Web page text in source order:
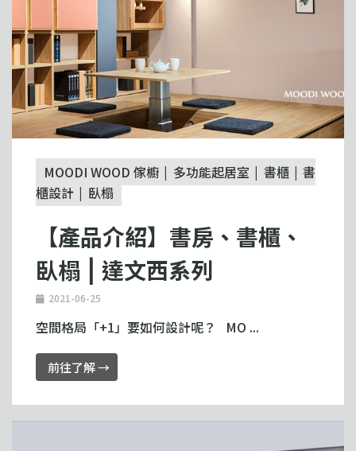
MOODI WOOD 傢櫥 多功能起居室 書櫃
書
櫃設計
臥榻
【產品介紹】書房、書櫃、
臥榻 ⎮ 達文西系列
2021-06-25
空間格局「+1」要如何設計呢？ MO ...
前往了解 →